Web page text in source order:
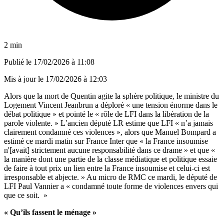
2 min
Publié le 17/02/2026 à 11:08
Mis à jour le 17/02/2026 à 12:03
Alors que la mort de Quentin agite la sphère politique, le ministre du
Logement Vincent Jeanbrun a déploré « une tension énorme dans le
débat politique » et pointé le « rôle de LFI dans la libération de la
parole violente. » L’ancien député LR estime que LFI « n’a jamais
clairement condamné ces violences », alors que Manuel Bompard a
estimé ce mardi matin sur France Inter que « la France insoumise
n'[avait] strictement aucune responsabilité dans ce drame » et que «
la manière dont une partie de la classe médiatique et politique essaie
de faire à tout prix un lien entre la France insoumise et celui-ci est
irresponsable et abjecte. » Au micro de RMC ce mardi, le député de
LFI Paul Vannier a « condamné toute forme de violences envers qui
que ce soit. »
« Qu’ils fassent le ménage »